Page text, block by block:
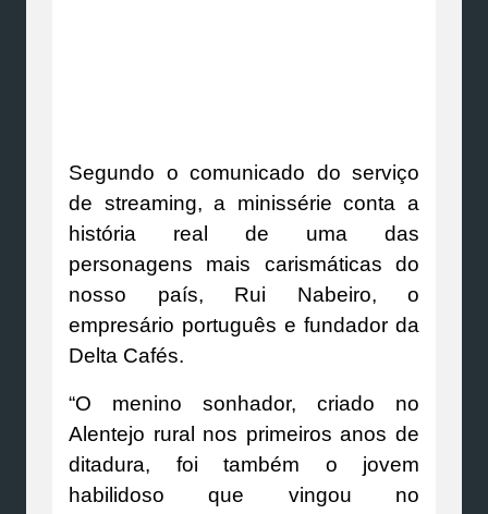
Segundo o comunicado do serviço
de streaming, a minissérie conta a
história real de uma das
personagens mais carismáticas do
nosso país, Rui Nabeiro, o
empresário português e fundador da
Delta Cafés.
“O menino sonhador, criado no
Alentejo rural nos primeiros anos de
ditadura, foi também o jovem
habilidoso que vingou no